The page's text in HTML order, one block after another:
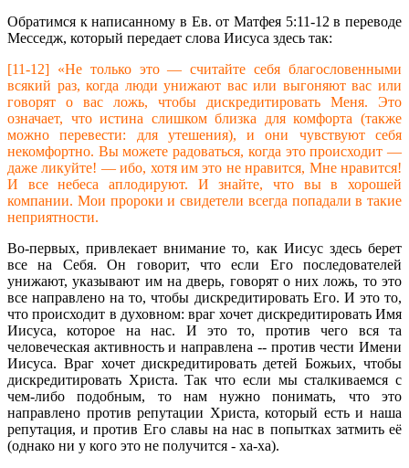
Обратимся к написанному в Ев. от Матфея 5:11-12 в переводе
Месседж, который передает слова Иисуса здесь так:
[11-12] «Не только это — считайте себя благословенными
всякий раз, когда люди унижают вас или выгоняют вас или
говорят о вас ложь, чтобы дискредитировать Меня. Это
означает, что истина слишком близка для комфорта (также
можно перевести: для утешения), и они чувствуют себя
некомфортно. Вы можете радоваться, когда это происходит —
даже ликуйте! — ибо, хотя им это не нравится, Мне нравится!
И все небеса аплодируют. И знайте, что вы в хорошей
компании. Мои пророки и свидетели всегда попадали в такие
неприятности.
Во-первых, привлекает внимание то, как Иисус здесь берет
все на Себя. Он говорит, что если Его последователей
унижают, указывают им на дверь, говорят о них ложь, то это
все направлено на то, чтобы дискредитировать Его. И это то,
что происходит в духовном: враг хочет дискредитировать Имя
Иисуса, которое на нас. И это то, против чего вся та
человеческая активность и направлена -- против чести Имени
Иисуса. Враг хочет дискредитировать детей Божьих, чтобы
дискредитировать Христа. Так что если мы сталкиваемся с
чем-либо подобным, то нам нужно понимать, что это
направлено против репутации Христа, который есть и наша
репутация, и против Его славы на нас в попытках затмить её
(однако ни у кого это не получится - ха-ха).